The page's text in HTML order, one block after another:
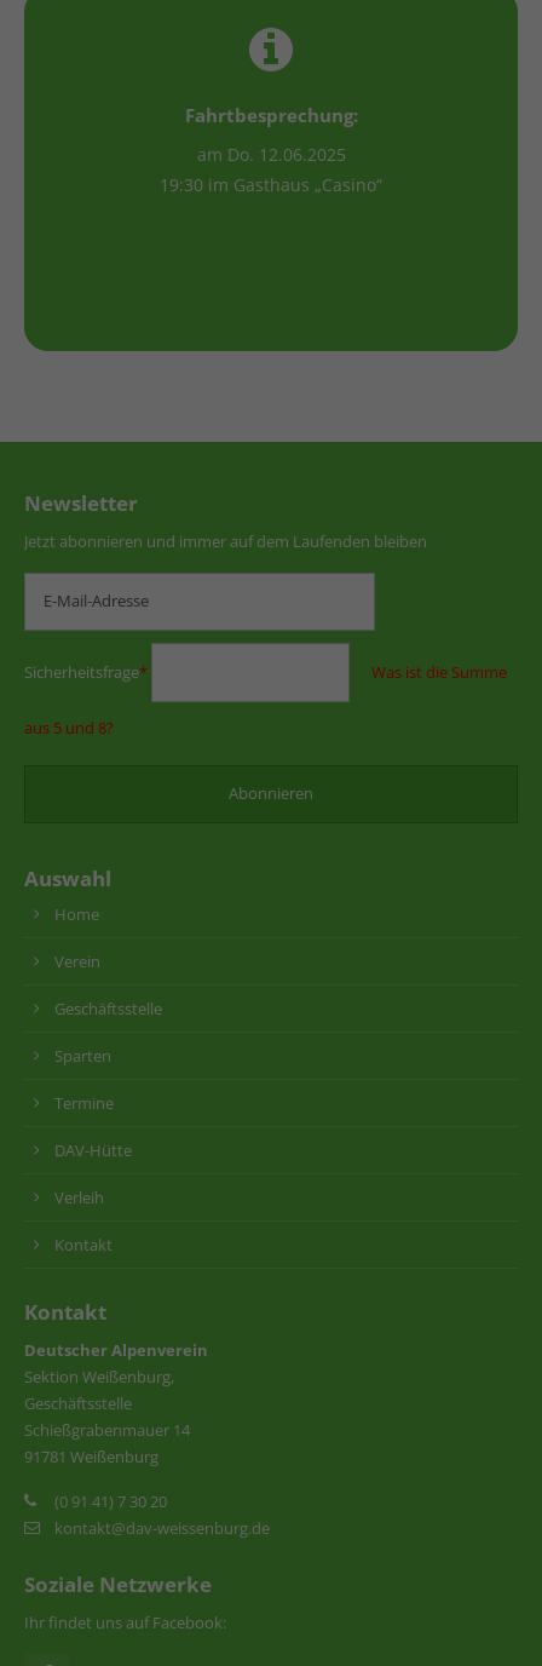
Fahrtbesprechung:
am Do. 12.06.2025
19:30 im Gasthaus „Casino“
Newsletter
Jetzt abonnieren und immer auf dem Laufenden bleiben
Sicherheitsfrage* Was ist die Summe
aus 5 und 8?
Auswahl
Home
Verein
Geschäftsstelle
Sparten
Termine
DAV-Hütte
Verleih
Kontakt
Kontakt
Deutscher Alpenverein
Sektion Weißenburg,
Geschäftsstelle
Schießgrabenmauer 14
91781 Weißenburg
(0 91 41) 7 30 20
kontakt@dav-weissenburg.de
Soziale Netzwerke
Ihr findet uns auf Facebook: